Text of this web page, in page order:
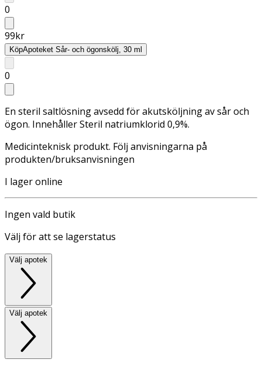
0
99kr
KöpApoteket Sår- och ögonskölj, 30 ml
0
En steril saltlösning avsedd för akutsköljning av sår och
ögon. Innehåller Steril natriumklorid 0,9%.
Medicinteknisk produkt. Följ anvisningarna på
produkten/bruksanvisningen
I lager online
Ingen vald butik
Välj för att se lagerstatus
Välj apotek
Välj apotek